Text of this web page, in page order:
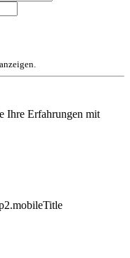
Ihre Erfahrungen mit